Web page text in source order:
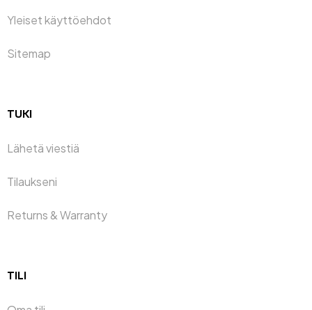
Yleiset käyttöehdot
Sitemap
TUKI
Lähetä viestiä
Tilaukseni
Returns & Warranty
TILI